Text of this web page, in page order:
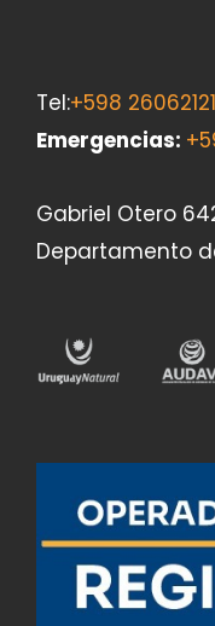
Tel:+598 26062121
Emergencias:
Gabriel Otero
Departamento